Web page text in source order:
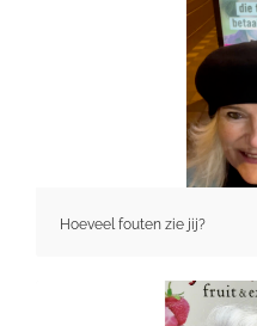
Hoeveel fouten zie jij?